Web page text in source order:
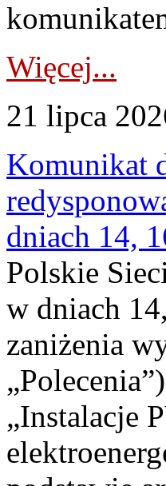
Więcej...
21 lipca
Komunikat
dniach 14,
Polskie
w dniach
zaniżenia
„Instalacje